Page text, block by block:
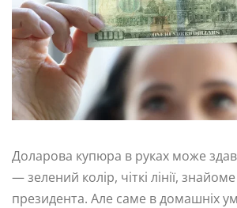
Доларова купюра в руках може
— зелений колір, чіткі лінії,
президента. Але саме в домашніх